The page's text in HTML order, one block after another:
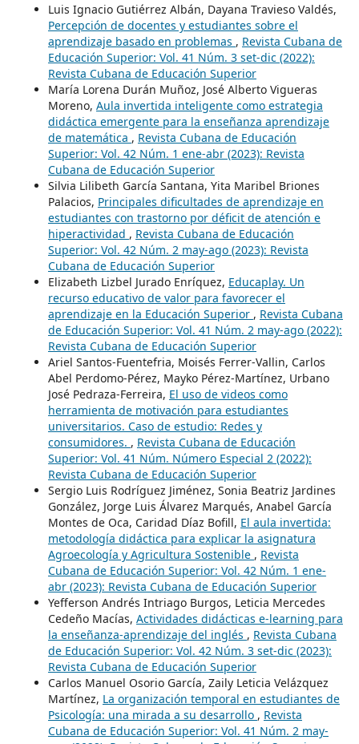
Luis Ignacio Gutiérrez Albán, Dayana Travieso Valdés,
Percepción de docentes y estudiantes sobre el
aprendizaje basado en problemas , Revista Cubana de
Educación Superior: Vol. 41 Núm. 3 set-dic (2022):
Revista Cubana de Educación Superior
María Lorena Durán Muñoz, José Alberto Vigueras
Moreno, Aula invertida inteligente como estrategia
didáctica emergente para la enseñanza aprendizaje
de matemática , Revista Cubana de Educación
Superior: Vol. 42 Núm. 1 ene-abr (2023): Revista
Cubana de Educación Superior
Silvia Lilibeth García Santana, Yita Maribel Briones
Palacios, Principales dificultades de aprendizaje en
estudiantes con trastorno por déficit de atención e
hiperactividad , Revista Cubana de Educación
Superior: Vol. 42 Núm. 2 may-ago (2023): Revista
Cubana de Educación Superior
Elizabeth Lizbel Jurado Enríquez, Educaplay. Un
recurso educativo de valor para favorecer el
aprendizaje en la Educación Superior , Revista Cubana
de Educación Superior: Vol. 41 Núm. 2 may-ago (2022):
Revista Cubana de Educación Superior
Ariel Santos-Fuentefria, Moisés Ferrer-Vallin, Carlos
Abel Perdomo-Pérez, Mayko Pérez-Martínez, Urbano
José Pedraza-Ferreira, El uso de videos como
herramienta de motivación para estudiantes
universitarios. Caso de estudio: Redes y
consumidores. , Revista Cubana de Educación
Superior: Vol. 41 Núm. Número Especial 2 (2022):
Revista Cubana de Educación Superior
Sergio Luis Rodríguez Jiménez, Sonia Beatriz Jardines
González, Jorge Luis Álvarez Marqués, Anabel García
Montes de Oca, Caridad Díaz Bofill, El aula invertida:
metodología didáctica para explicar la asignatura
Agroecología y Agricultura Sostenible , Revista
Cubana de Educación Superior: Vol. 42 Núm. 1 ene-
abr (2023): Revista Cubana de Educación Superior
Yefferson Andrés Intriago Burgos, Leticia Mercedes
Cedeño Macías, Actividades didácticas e-learning para
la enseñanza-aprendizaje del inglés , Revista Cubana
de Educación Superior: Vol. 42 Núm. 3 set-dic (2023):
Revista Cubana de Educación Superior
Carlos Manuel Osorio García, Zaily Leticia Velázquez
Martínez, La organización temporal en estudiantes de
Psicología: una mirada a su desarrollo , Revista
Cubana de Educación Superior: Vol. 41 Núm. 2 may-